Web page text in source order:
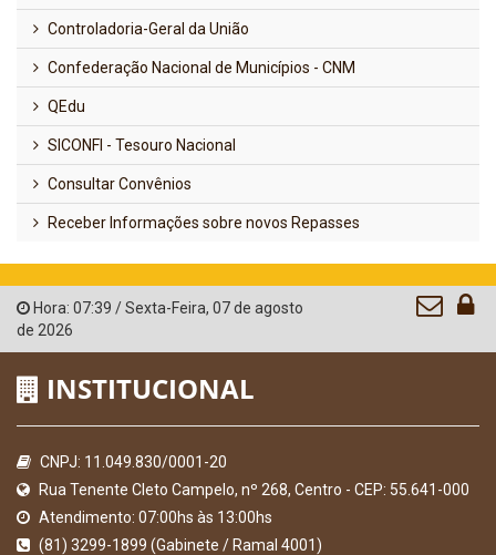
Controladoria-Geral da União
Confederação Nacional de Municípios - CNM
QEdu
SICONFI - Tesouro Nacional
Consultar Convênios
Receber Informações sobre novos Repasses
Hora: 07:39 /Sexta-Feira, 07 de agosto
de 2026
INSTITUCIONAL
CNPJ: 11.049.830/0001-20
Rua Tenente Cleto Campelo, nº 268, Centro - CEP: 55.641-000
Atendimento: 07:00hs às 13:00hs
(81) 3299-1899 (Gabinete / Ramal 4001)